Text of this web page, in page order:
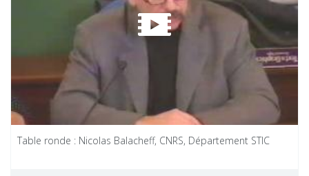
Table ronde : Nicolas Balacheff, CNRS, Département STIC